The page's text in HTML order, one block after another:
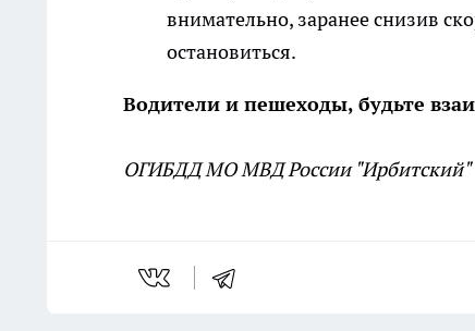
внимательно, заранее снизив
остановиться.
Водители и пешеходы, будьте
ОГИБДД МО МВД России "Ирбитский"